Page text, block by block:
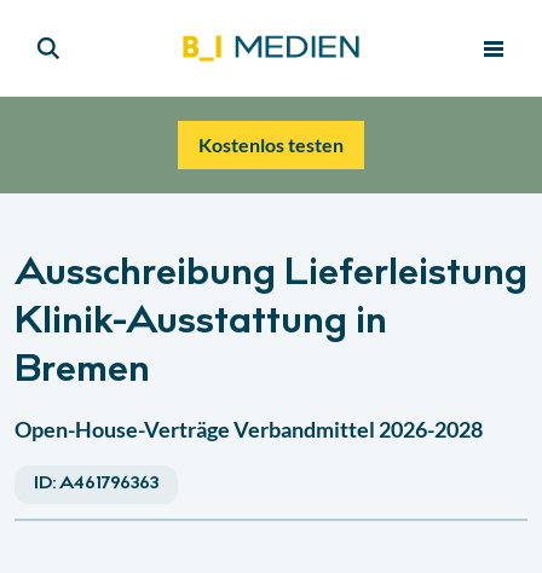
Kostenlos testen
Ausschreibung Lieferleistung
Klinik-Ausstattung in
Bremen
Open-House-Verträge Verbandmittel 2026-2028
ID:A461796363